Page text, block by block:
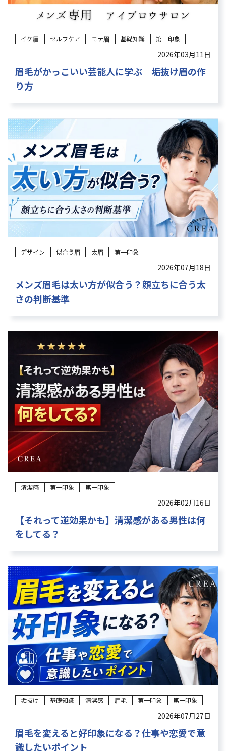
イケ眉 セルフケア モテ眉 基礎知識 第一印象
2026年03月11日
眉毛がかっこいい芸能人に学ぶ｜垢抜け眉の作
り方
デザイン 似合う眉 太眉 第一印象
2026年07月18日
メンズ眉毛は太い方が似合う？顔立ちに合う太
さの判断基準
清潔感 第一印象 第一印象
2026年02月16日
【それって逆効果かも】清潔感がある男性は何
をしてる？
垢抜け 基礎知識 清潔感 眉毛 第一印象 第一印象
2026年07月27日
眉毛を変えると好印象になる？仕事や恋愛で意
識したいポイント